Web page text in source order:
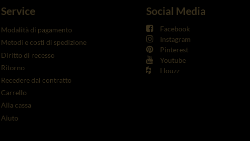
Service
Modalità di pagamento
Metodi e costi di spedizione
Diritto di recesso
Ritorno
Recedere dal contratto
Carrello
Alla cassa
Aiuto
Social Media
Facebook
Instagram
Pinterest
Youtube
Houzz